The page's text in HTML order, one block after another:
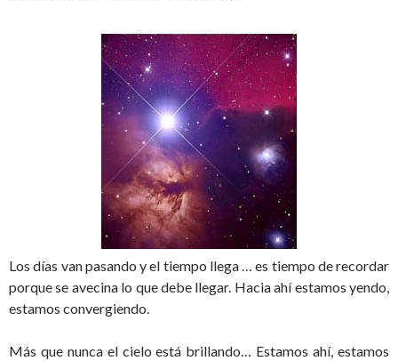
Los días van pasando y el tiempo llega … es tiempo de recordar
porque se avecina lo que debe llegar. Hacia ahí estamos yendo,
estamos convergiendo.
Más que nunca el cielo está brillando… Estamos ahí, estamos